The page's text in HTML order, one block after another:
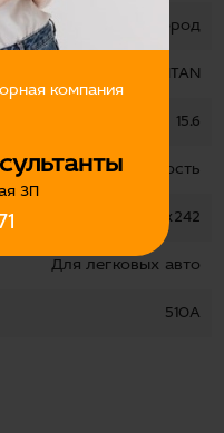
компания
ЗП
TUBOR, Нижний-Новгород
TITAN
15.6
обратная полярность
175х190х242
Для легковых авто
510А